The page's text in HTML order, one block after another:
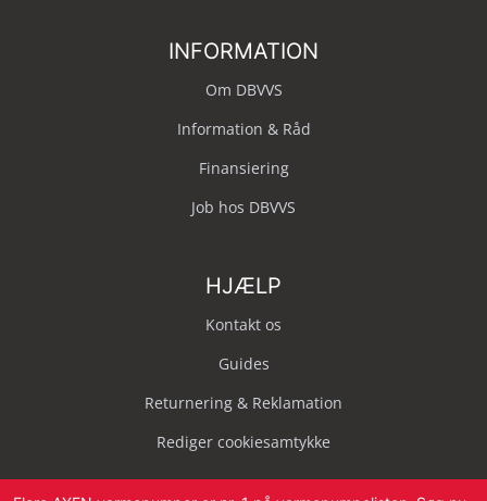
INFORMATION
Om DBVVS
Information & Råd
Finansiering
Job hos DBVVS
HJÆLP
Kontakt os
Guides
Returnering & Reklamation
Rediger cookiesamtykke